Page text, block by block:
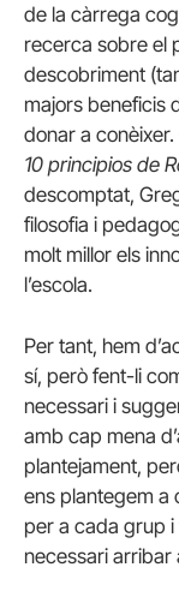
de la càrrega
recerca sobre el
descobriment
majors beneficis
donar a
10 principios de
descomptat,
filosofia i
molt millor els
l’escola.
Per tant, hem
sí, però fent-li
necessari i
amb cap mena
plantejament,
ens plantegem a
per a cada grup
necessari arribar